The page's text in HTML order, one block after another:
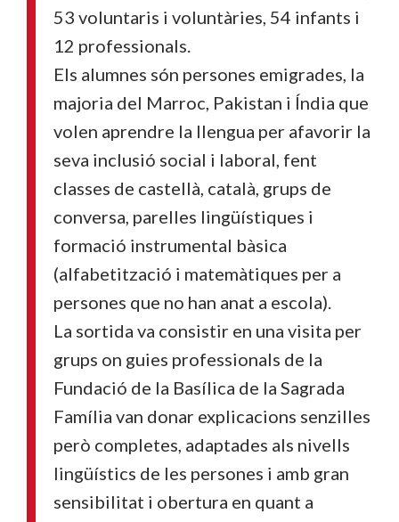
53 voluntaris i voluntàries, 54 infants i
12 professionals.
Els alumnes són persones emigrades, la
majoria del Marroc, Pakistan i Índia que
volen aprendre la llengua per afavorir la
seva inclusió social i laboral, fent
classes de castellà, català, grups de
conversa, parelles lingüístiques i
formació instrumental bàsica
(alfabetització i matemàtiques per a
persones que no han anat a escola).
La sortida va consistir en una visita per
grups on guies professionals de la
Fundació de la Basílica de la Sagrada
Família van donar explicacions senzilles
però completes, adaptades als nivells
lingüístics de les persones i amb gran
sensibilitat i obertura en quant a